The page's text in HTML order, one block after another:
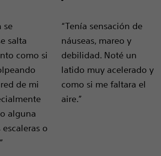
se
salta
como si
de mi
alguna
o
“Tenía sensación de
náuseas, mareo y
debilidad. Noté un
latido muy acelerado y
como si me faltara el
aire.”